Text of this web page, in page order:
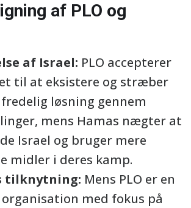
af PLO og
af Israel: PLO accepterer
til at eksistere og stræber
løsning gennem
mens Hamas nægter at
Israel og bruger mere
midler i deres kamp.
tilknytning: Mens PLO er en
med fokus på